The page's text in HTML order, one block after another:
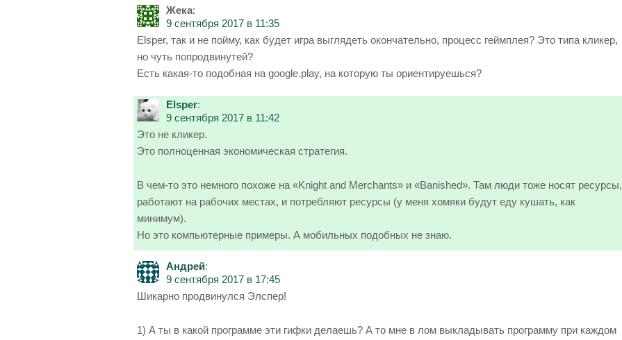
Жека:
9 сентября 2017 в 11:35
Elsper, так и не пойму, как будет игра выглядеть окончательно, процесс геймплея? Это типа кликер,
но чуть попродвинутей?
Есть какая-то подобная на google.play, на которую ты ориентируешься?
Elsper:
9 сентября 2017 в 11:42
Это не кликер.
Это полноценная экономическая стратегия.
В чем-то это немного похоже на «Knight and Merchants» и «Banished». Там люди тоже носят ресурсы,
работают на рабочих местах, и потребляют ресурсы (у меня хомяки будут еду кушать, как
минимум).
Но это компьютерные примеры. А мобильных подобных не знаю.
Андрей:
9 сентября 2017 в 17:45
Шикарно продвинулся Элспер!
1) А ты в какой программе эти гифки делаешь? А то мне в лом выкладывать программу при каждом